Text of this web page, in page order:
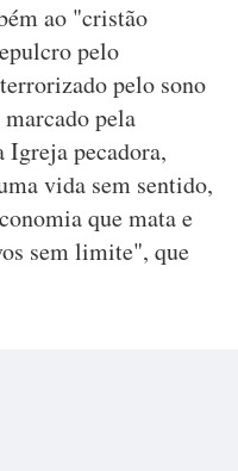
ao "cristão
pelo
pelo sono
pela
Igreja pecadora,
vida sem sentido,
que mata e
sem limite", que